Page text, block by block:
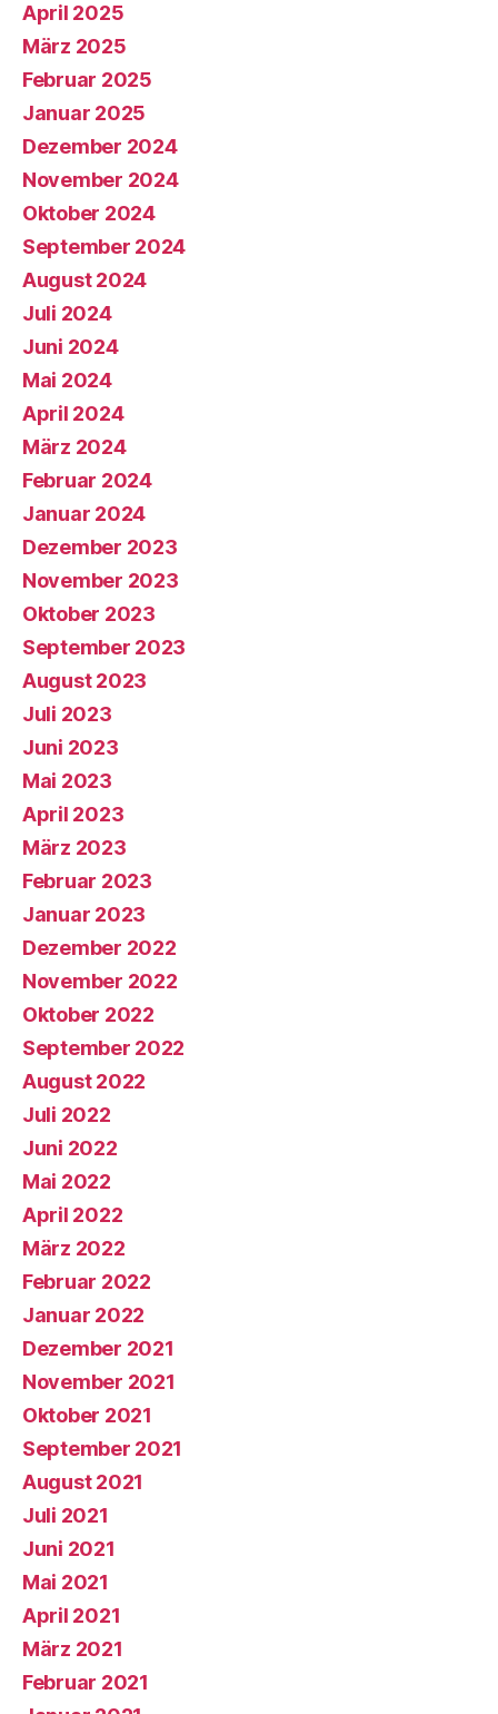
April 2025
März 2025
Februar 2025
Januar 2025
Dezember 2024
November 2024
Oktober 2024
September 2024
August 2024
Juli 2024
Juni 2024
Mai 2024
April 2024
März 2024
Februar 2024
Januar 2024
Dezember 2023
November 2023
Oktober 2023
September 2023
August 2023
Juli 2023
Juni 2023
Mai 2023
April 2023
März 2023
Februar 2023
Januar 2023
Dezember 2022
November 2022
Oktober 2022
September 2022
August 2022
Juli 2022
Juni 2022
Mai 2022
April 2022
März 2022
Februar 2022
Januar 2022
Dezember 2021
November 2021
Oktober 2021
September 2021
August 2021
Juli 2021
Juni 2021
Mai 2021
April 2021
März 2021
Februar 2021